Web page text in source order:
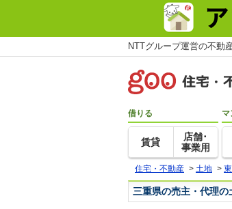
NTTグループ運営の不動
借りる
賃貸
店舗･
事業用
マ
住宅・不動産 > 土地 >
三重県の売主・代理